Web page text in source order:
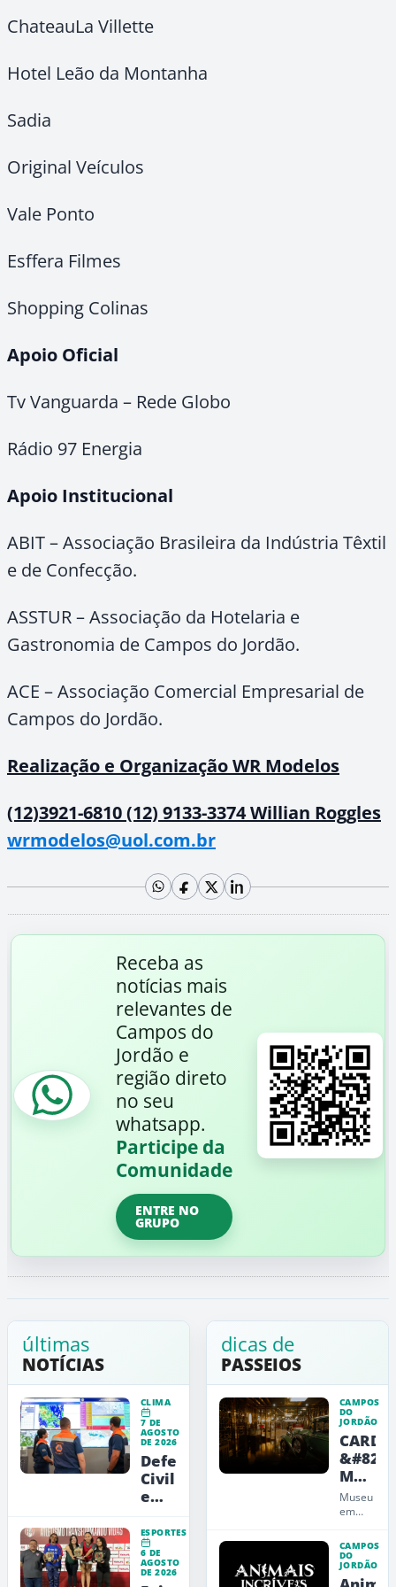
ChateauLa Villette
Hotel Leão da Montanha
Sadia
Original Veículos
Vale Ponto
Esffera Filmes
Shopping Colinas
Apoio Oficial
Tv Vanguarda – Rede Globo
Rádio 97 Energia
Apoio Institucional
ABIT – Associação Brasileira da Indústria Têxtil
e de Confecção.
ASSTUR – Associação da Hotelaria e
Gastronomia de Campos do Jordão.
ACE – Associação Comercial Empresarial de
Campos do Jordão.
Realização e Organização WR Modelos
(12)3921-6810 (12) 9133-3374 Willian Roggles
wrmodelos@uol.com.br
Receba as
notícias mais
relevantes de
Campos do
Jordão e
região direto
no seu
whatsapp.
Participe da
Comunidade
ENTRE NO
GRUPO
últimas
NOTÍCIAS
CLIMA
7 DE
AGOSTO
DE 2026
Defesa
Civil
emite
vermelho
para
a
ESPORTES
6 DE
AGOSTO
DE 2026
dicas de
PASSEIOS
CAMPOS
DO
JORDÃO
CARDE
Museu
de
Arte,
e
Museu
em
do
Jordão
que
une
CAMPOS
DO
JORDÃO